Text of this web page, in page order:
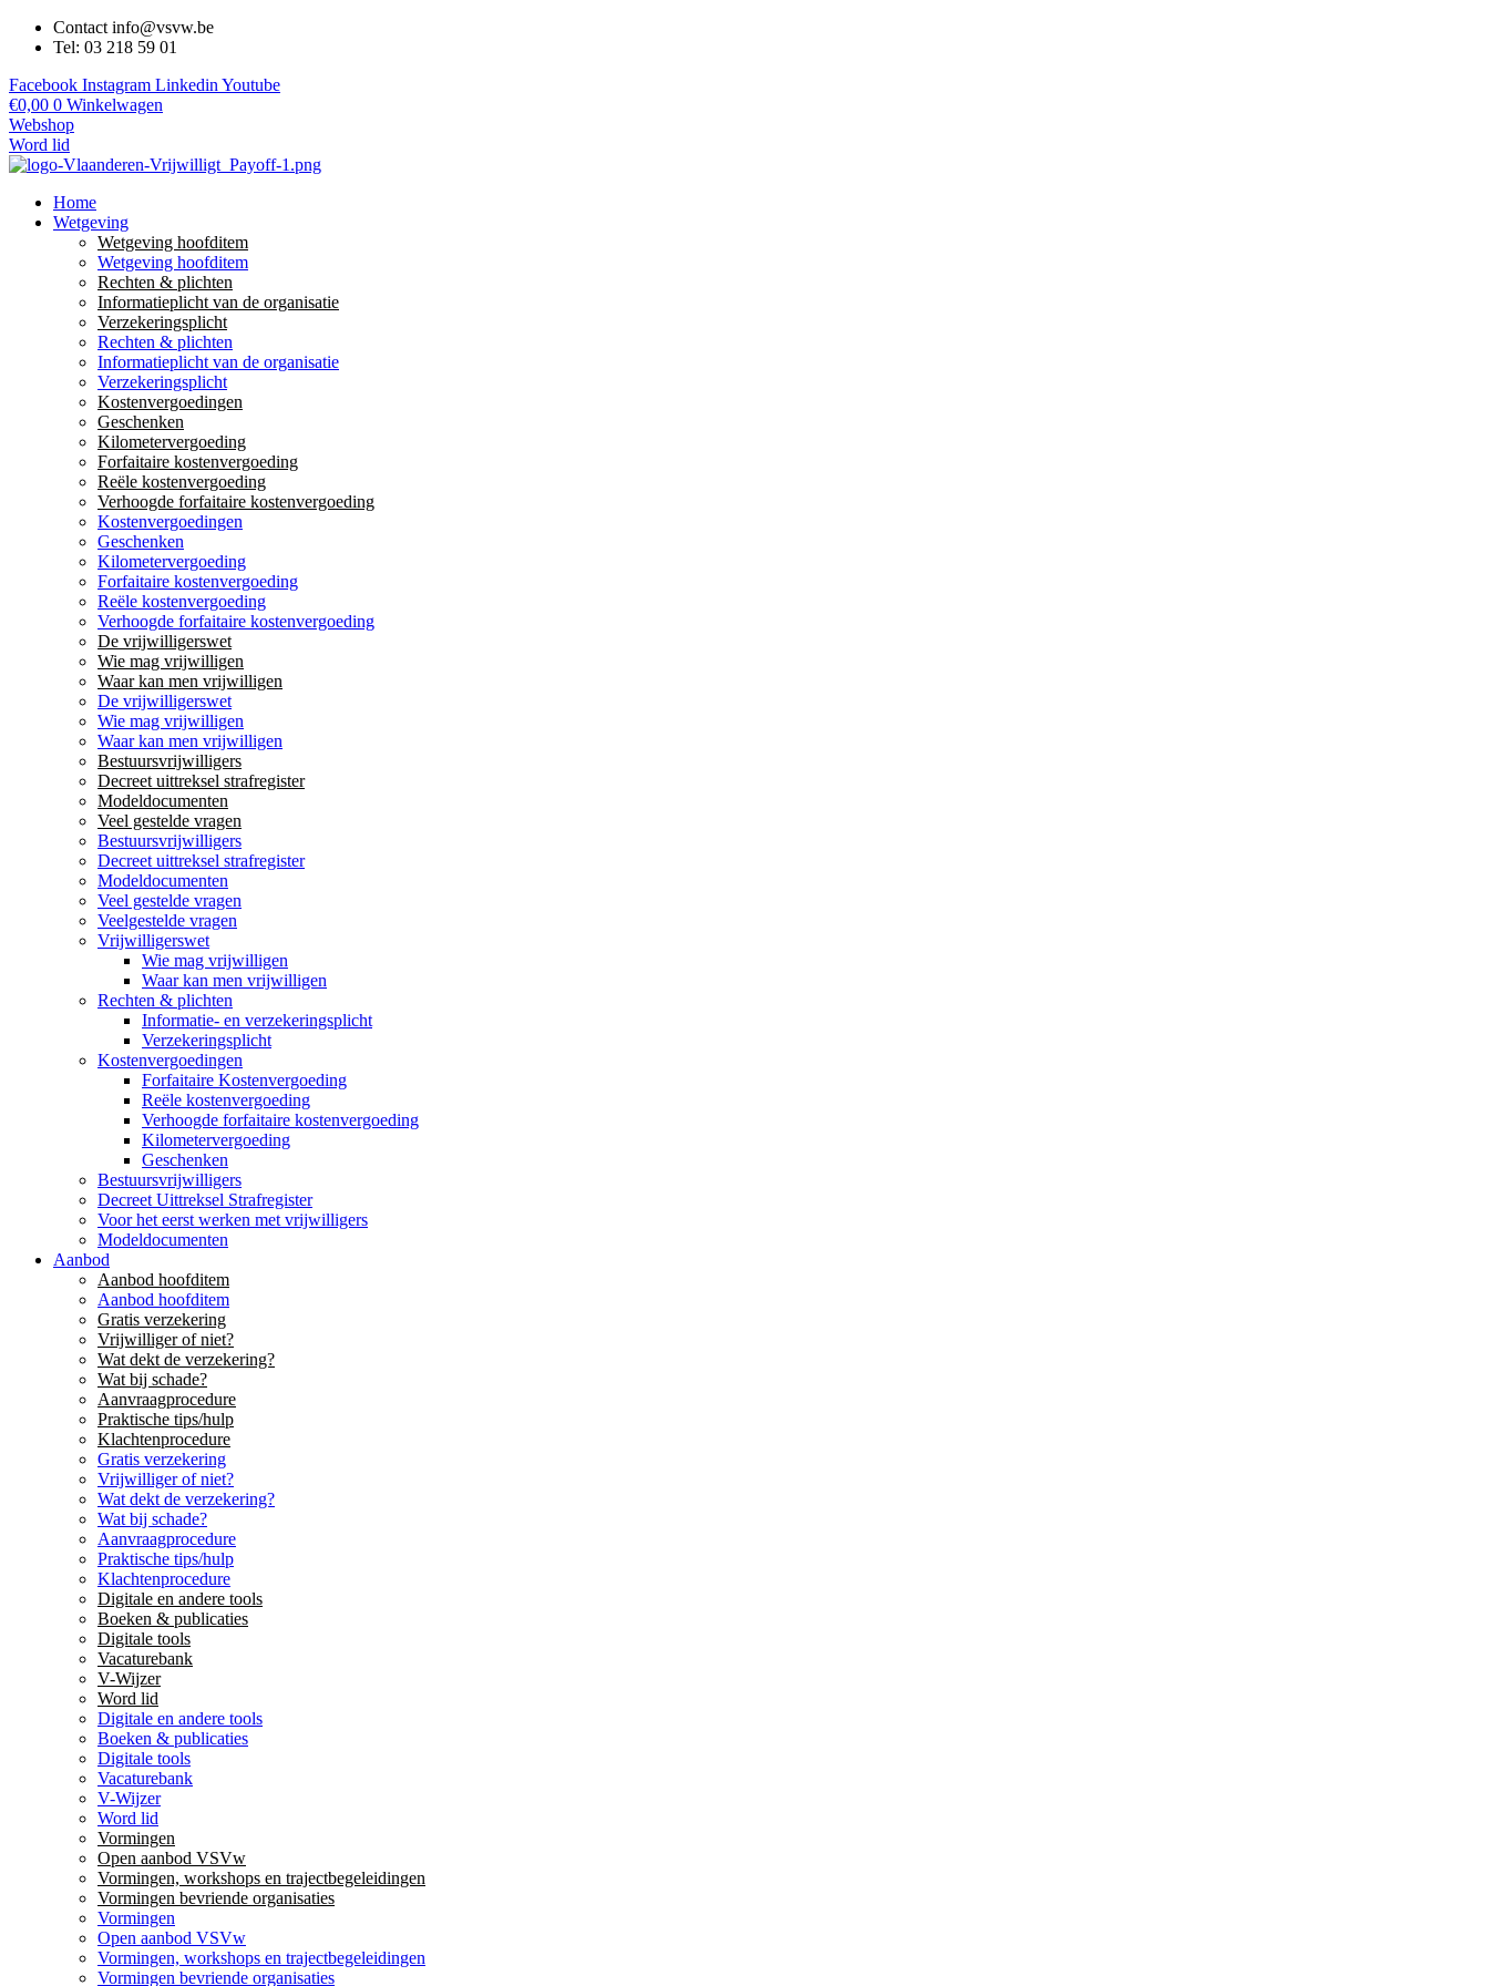
Contact info@vsvw.be
Tel: 03 218 59 01
Facebook Instagram Linkedin Youtube
€0,00 0 Winkelwagen
Webshop
Word lid
Home
Wetgeving
Wetgeving hoofditem
Wetgeving hoofditem
Rechten & plichten
Informatieplicht van de organisatie
Verzekeringsplicht
Rechten & plichten
Informatieplicht van de organisatie
Verzekeringsplicht
Kostenvergoedingen
Geschenken
Kilometervergoeding
Forfaitaire kostenvergoeding
Reële kostenvergoeding
Verhoogde forfaitaire kostenvergoeding
Kostenvergoedingen
Geschenken
Kilometervergoeding
Forfaitaire kostenvergoeding
Reële kostenvergoeding
Verhoogde forfaitaire kostenvergoeding
De vrijwilligerswet
Wie mag vrijwilligen
Waar kan men vrijwilligen
De vrijwilligerswet
Wie mag vrijwilligen
Waar kan men vrijwilligen
Bestuursvrijwilligers
Decreet uittreksel strafregister
Modeldocumenten
Veel gestelde vragen
Bestuursvrijwilligers
Decreet uittreksel strafregister
Modeldocumenten
Veel gestelde vragen
Veelgestelde vragen
Vrijwilligerswet
Wie mag vrijwilligen
Waar kan men vrijwilligen
Rechten & plichten
Informatie- en verzekeringsplicht
Verzekeringsplicht
Kostenvergoedingen
Forfaitaire Kostenvergoeding
Reële kostenvergoeding
Verhoogde forfaitaire kostenvergoeding
Kilometervergoeding
Geschenken
Bestuursvrijwilligers
Decreet Uittreksel Strafregister
Voor het eerst werken met vrijwilligers
Modeldocumenten
Aanbod
Aanbod hoofditem
Aanbod hoofditem
Gratis verzekering
Vrijwilliger of niet?
Wat dekt de verzekering?
Wat bij schade?
Aanvraagprocedure
Praktische tips/hulp
Klachtenprocedure
Gratis verzekering
Vrijwilliger of niet?
Wat dekt de verzekering?
Wat bij schade?
Aanvraagprocedure
Praktische tips/hulp
Klachtenprocedure
Digitale en andere tools
Boeken & publicaties
Digitale tools
Vacaturebank
V-Wijzer
Word lid
Digitale en andere tools
Boeken & publicaties
Digitale tools
Vacaturebank
V-Wijzer
Word lid
Vormingen
Open aanbod VSVw
Vormingen, workshops en trajectbegeleidingen
Vormingen bevriende organisaties
Vormingen
Open aanbod VSVw
Vormingen, workshops en trajectbegeleidingen
Vormingen bevriende organisaties